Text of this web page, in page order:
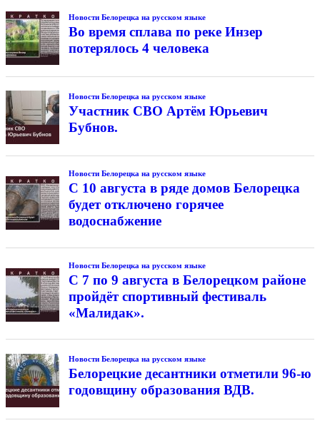
Новости Белорецка на русском языке
Во время сплава по реке Инзер
потерялось 4 человека
Новости Белорецка на русском языке
Участник СВО Артём Юрьевич
Бубнов.
Новости Белорецка на русском языке
С 10 августа в ряде домов Белорецка
будет отключено горячее
водоснабжение
Новости Белорецка на русском языке
С 7 по 9 августа в Белорецком районе
пройдёт спортивный фестиваль
«Малидак».
Новости Белорецка на русском языке
Белорецкие десантники отметили 96-ю
годовщину образования ВДВ.